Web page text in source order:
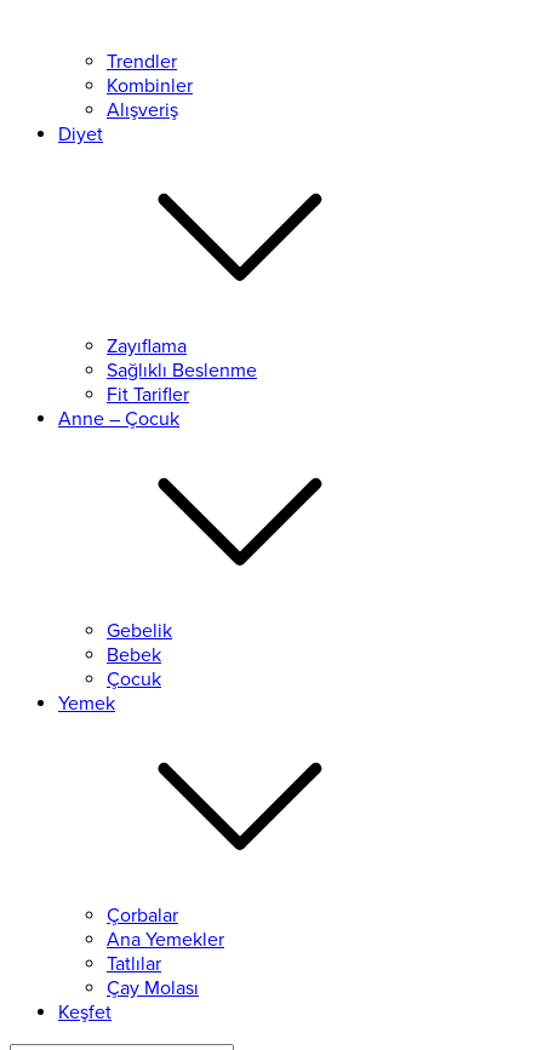
Trendler
Kombinler
Alışveriş
Diyet
Zayıflama
Sağlıklı Beslenme
Fit Tarifler
Anne – Çocuk
Gebelik
Bebek
Çocuk
Yemek
Çorbalar
Ana Yemekler
Tatlılar
Çay Molası
Keşfet